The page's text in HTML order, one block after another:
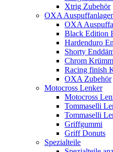
Xtrig Zubehör
OXA
OXA
Black Edition
Hardenduro
Shorty
Chrom
Racing finish
OXA Zubehör
Motocross Lenker
Motocross
Tommaselli
Tommaselli
Griffgummi
Griff Donuts
Spezialteile